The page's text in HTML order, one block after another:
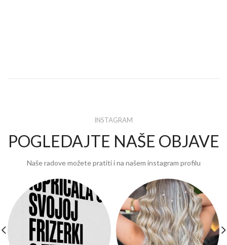
INSTAGRAM
POGLEDAJTE NAŠE OBJAVE
Naše radove možete pratiti i na našem instagram profilu